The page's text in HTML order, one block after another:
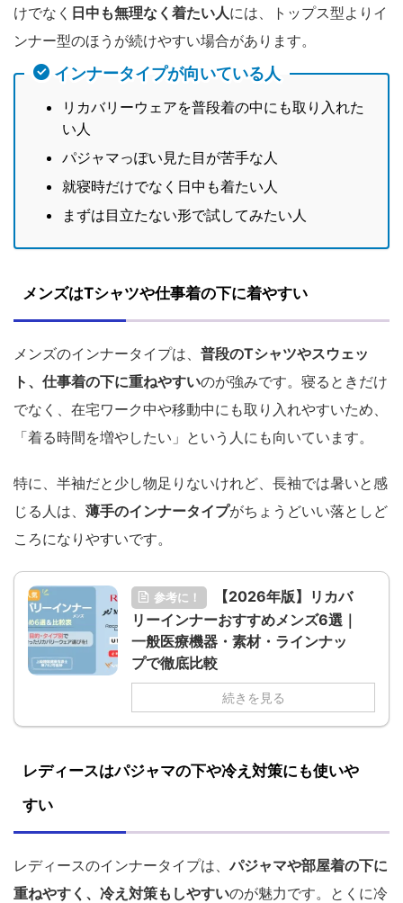
けでなく 日中も無理なく着たい人には、トップス型よりイ
ンナー型のほうが続けやすい場合があります。
インナータイプが向いている人
リカバリーウェアを普段着の中にも取り入れた
い人
パジャマっぽい見た目が苦手な人
就寝時だけでなく日中も着たい人
まずは目立たない形で試してみたい人
メンズはTシャツや仕事着の下に着やすい
メンズのインナータイプは、 普段のTシャツやスウェッ
ト、仕事着の下に重ねやすいのが強みです。寝るときだけ
でなく、在宅ワーク中や移動中にも取り入れやすいため、
「着る時間を増やしたい」という人にも向いています。
特に、半袖だと少し物足りないけれど、長袖では暑いと感
じる人は、 薄手のインナータイプがちょうどいい落としど
ころになりやすいです。
参考に！
【2026年版】リカバ
リーインナーおすすめメンズ6選｜
一般医療機器・素材・ラインナッ
プで徹底比較
続きを見る
レディースはパジャマの下や冷え対策にも使いや
すい
レディースのインナータイプは、パジャマや部屋着の下に
重ねやすく、冷え対策もしやすいのが魅力です。とくに冷